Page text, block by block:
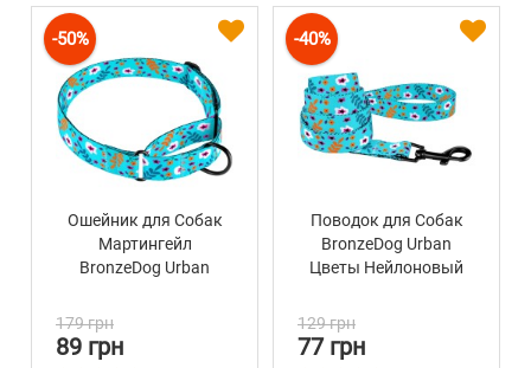
-50%
Ошейник для Собак
Мартингейл
BronzeDog Urban
Фурнитурой Ментол
179 грн
89 грн
-40%
Поводок для Собак
BronzeDog Urban
Цветы Нейлоновый
129 грн
77 грн